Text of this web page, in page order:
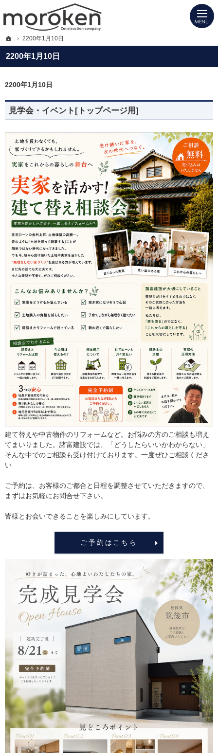
2200年1月10日
プロの目線からご提案。福岡県大川市・柳川市・久留米市の注文住宅・新築戸建
福岡県大川市・柳川市・久留米市の新築・注文住宅・新築戸建てを手がける工務
2200年1月10日
見学会・イベント[トップページ用]
建て替えや中古物件のリフォームなど。お悩みの方のご相談も増え
てまいりました。諸富建設では、「どうしたらいいかわからない」
そんな中でのご相談も受け付けております。一度ぜひご相談くださ
い
ご予約は、お客様のご都合と日程を調整させていただきますので、
まずはお気軽にお問合せ下さい。
皆様とお会いできることを楽しみにしています。
ご予約はこちら
ホーム
2200年1月10日